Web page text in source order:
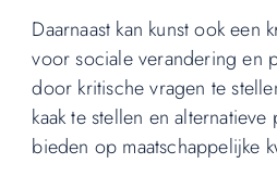
Daarnaast kan kunst ook een
voor sociale verandering en
door kritische vragen te
kaak te stellen en
bieden op maatschappelijke